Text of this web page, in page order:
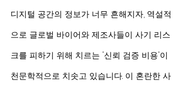
디지털 공간의 정보가 너무 흔해지자, 역설적
으로 글로벌 바이어와 제조사들이 사기 리스
크를 피하기 위해 치르는 '신뢰 검증 비용'이
천문학적으로 치솟고 있습니다. 이 혼란한 사